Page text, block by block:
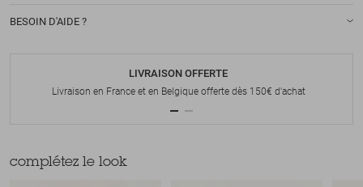
BESOIN D'AIDE ?
LIVRAISON OFFERTE
Livraison en France et en Belgique offerte dès 150€ d'achat
complétez le look